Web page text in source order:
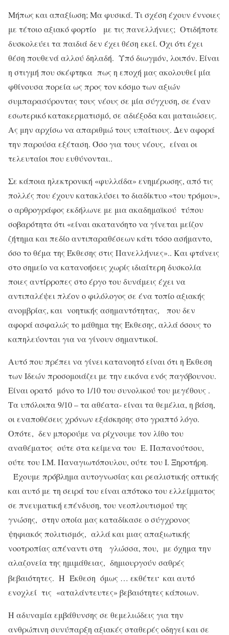
Μήπως και απαξίωση; Μα φυσικά. Τι σχέση έχουν έννοιες
με τέτοιο αξιακό φορτίο με τις πανελλήνιες; Οτιδήποτε
δυσκολεύει τα παιδιά δεν έχει θέση εκεί. Όχι ότι έχει
θέση πουθενά αλλού δηλαδή. Υπό διωγμόν, λοιπόν. Είναι
η στιγμή που σκέφτηκα πως η εποχή μας ακολουθεί μία
φθίνουσα πορεία ως προς τον κόσμο των αξιών
συμπαρασύροντας τους νέους σε μία σύγχυση, σε έναν
εσωτερικό κατακερματισμό, σε αδιέξοδα και ματαιώσεις.
Ας μην αρχίσω να απαριθμώ τους υπαίτιους. Δεν αφορά
την παρούσα εξέταση. Όσο για τους νέους, είναι οι
τελευταίοι που ευθύνονται..
Σε κάποια ηλεκτρονική «φυλλάδα» ενημέρωσης, από τις
πολλές που έχουν κατακλύσει το διαδίκτυο «του τρόμου»,
ο αρθρογράφος εκδήλωνε με μια ακαδημαϊκού τύπου
σοβαρότητα ότι «είναι ακατανόητο να γίνεται μείζον
ζήτημα και πεδίο αντιπαραθέσεων κάτι τόσο ασήμαντο,
όσο το θέμα της Έκθεσης στις Πανελλήνιες».. Και φτάνεις
στο σημείο να κατανοήσεις χωρίς ιδιαίτερη δυσκολία
ποιες αντίρροπες στο έργο του δυνάμεις έχει να
αντιπαλέψει πλέον ο φιλόλογος σε ένα τοπίο αξιακής
ανομβρίας, και νοητικής ασημαντότητας, που δεν
αφορά ασφαλώς το μάθημα της Έκθεσης, αλλά όσους το
καπηλεύονται για να γίνουν σημαντικοί.
Αυτό που πρέπει να γίνει κατανοητό είναι ότι η Έκθεση
των Ιδεών προσομοιάζει με την εικόνα ενός παγόβουνου.
Είναι ορατό μόνο το 1/10 του συνολικού του μεγέθους .
Τα υπόλοιπα 9/10 – τα αθέατα- είναι τα θεμέλια, η βάση,
οι εναποθέσεις χρόνων εξάσκησης στο γραπτό λόγο.
Οπότε, δεν μπορούμε να ρίχνουμε τον λίθο του
αναθέματος ούτε στα κείμενα του Ε. Παπανούτσου,
ούτε του Ι.Μ. Παναγιωτόπουλου, ούτε του Ι. Ξηροτήρη.
Έχουμε πρόβλημα αυτογνωσίας και ρεαλιστικής οπτικής
και αυτό με τη σειρά του είναι απότοκο του ελλείμματος
σε πνευματική επένδυση, του νεοπλουτισμού της
γνώσης, στην οποία μας καταδίκασε ο σύγχρονος
ψηφιακός πολιτισμός, αλλά και μιας απαξιωτικής
νοοτροπίας απέναντι στη γλώσσα, που, με όχημα την
αλαζονεία της ημιμάθειας, δημιουργούν σαθρές
βεβαιότητες. Η Έκθεση όμως … εκθέτει. και αυτό
ενοχλεί τις «αταλάντευτες» βεβαιότητες κάποιων.
Η αδυναμία εμβάθυνσης σε θεμελιώδεις για την
ανθρώπινη συνύπαρξη αξιακές σταθερές οδηγεί και σε